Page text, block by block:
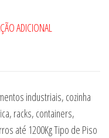
ADICIONAL
industriais, cozinha
racks, containers,
até 1200Kg Tipo de Piso